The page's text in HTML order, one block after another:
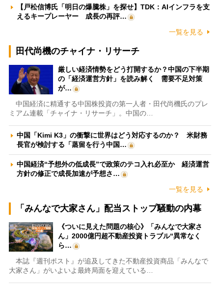
【戸松信博氏「明日の爆騰株」を探せ】TDK：AIインフラを支
えるキープレーヤー 成長の再評…
一覧を見る
田代尚機のチャイナ・リサーチ
厳しい経済情勢をどう打開するか？中国の下半期
の「経済運営方針」を読み解く 需要不足対策
が…
中国経済に精通する中国株投資の第一人者・田代尚機氏のプレ
ミアム連載「チャイナ・リサーチ」。中国の…
中国「Kimi K3」の衝撃に世界はどう対応するのか？ 米財務
長官が検討する「蒸留を行う中国…
中国経済“予想外の低成長”で政策のテコ入れ必至か 経済運営
方針の修正で成長加速が予想さ…
一覧を見る
「みんなで大家さん」配当ストップ騒動の内幕
《ついに見えた問題の核心》「みんなで大家さ
ん」2000億円超不動産投資トラブル“異常なく
ら…
本誌『週刊ポスト』が追及してきた不動産投資商品「みんなで
大家さん」がいよいよ最終局面を迎えている…